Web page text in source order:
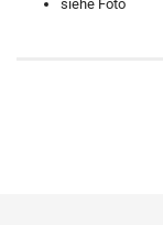
siehe Foto